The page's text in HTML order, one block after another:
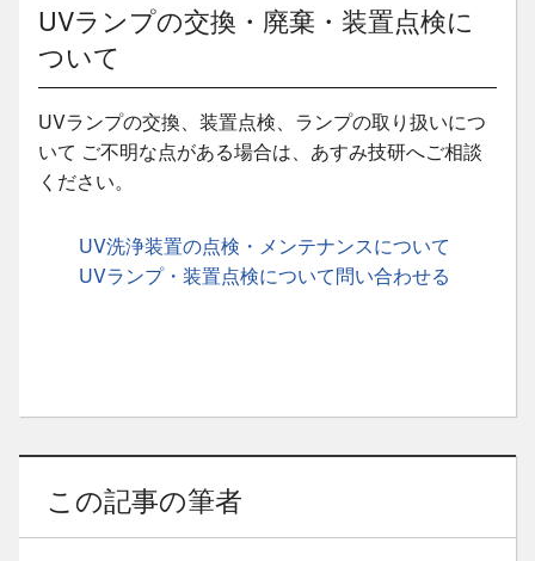
UVランプの交換・廃棄・装置点検に
ついて
UVランプの交換、装置点検、ランプの取り扱いにつ
いて ご不明な点がある場合は、あすみ技研へご相談
ください。
UV洗浄装置の点検・メンテナンスについて
UVランプ・装置点検について問い合わせる
この記事の筆者